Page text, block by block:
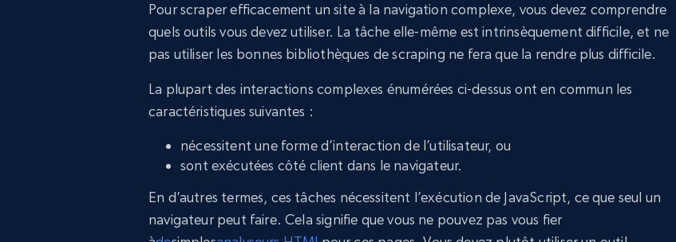
Pour scraper efficacement un site à la navigation complexe, vous devez comprendre
quels outils vous devez utiliser. La tâche elle-même est intrinsèquement difficile, et ne
pas utiliser les bonnes bibliothèques de scraping ne fera que la rendre plus difficile.
La plupart des interactions complexes énumérées ci-dessus ont en commun les
caractéristiques suivantes :
nécessitent une forme d’interaction de l’utilisateur, ou
sont exécutées côté client dans le navigateur.
En d’autres termes, ces tâches nécessitent l’exécution de JavaScript, ce que seul un
navigateur peut faire. Cela signifie que vous ne pouvez pas vous fier